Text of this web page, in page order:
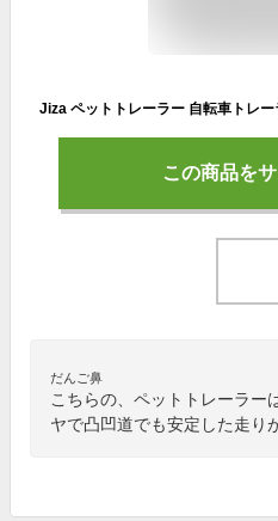
この商品を
だんご鼻
こちらの、ペットトレーラー
ヤで凸凹道でも安定した走り